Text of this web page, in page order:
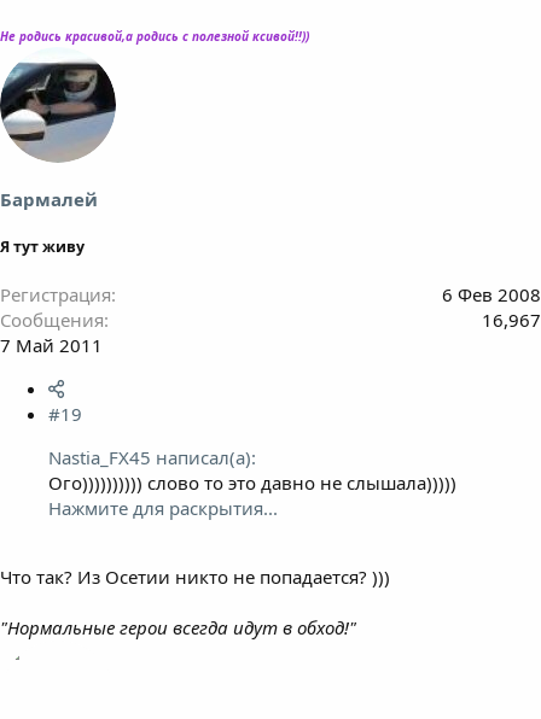
Не родись красивой,а родись с полезной ксивой!!))
Бармалей
Я тут живу
Регистрация
6 Фев 2008
Сообщения
16,967
7 Май 2011
#19
Nastia_FX45 написал(а):
Ого)))))))))) слово то это давно не слышала)))))
Нажмите для раскрытия...
Что так? Из Осетии никто не попадается? )))
"Нормальные герои всегда идут в обход!"